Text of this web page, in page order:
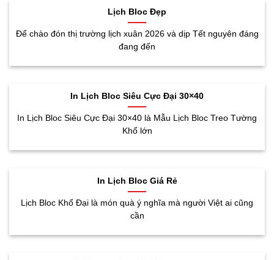
Lịch Bloc Đẹp
Để chào đón thị trường lịch xuân 2026 và dịp Tết nguyên đáng
đang đến
In Lịch Bloc Siêu Cực Đại 30×40
In Lịch Bloc Siêu Cực Đại 30×40 là Mẫu Lịch Bloc Treo Tường
Khổ lớn
In Lịch Bloc Giá Rẻ
Lịch Bloc Khổ Đại là món quà ý nghĩa mà người Việt ai cũng
cần